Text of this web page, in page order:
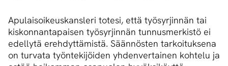
Apulaisoikeuskansleri totesi, että työsyrjinnän tai
kiskonnantapaisen työsyrjinnän tunnusmerkistö ei
edellytä erehdyttämistä. Säännösten tarkoituksena
on turvata työntekijöiden yhdenvertainen kohtelu ja